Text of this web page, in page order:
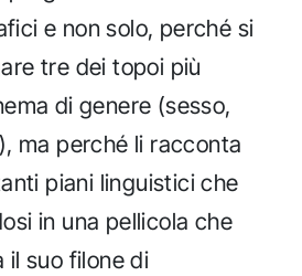
e non solo, perché si
tre dei topoi più
di genere (sesso,
ma perché li racconta
piani linguistici che
in una pellicola che
il suo filone di